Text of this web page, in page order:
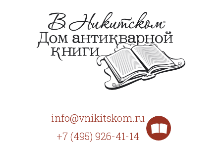
info@vnikitskom.ru
+7 (495) 926-41-14